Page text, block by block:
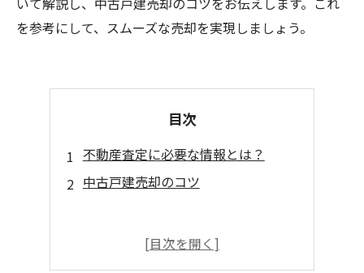
を参考にして、スムーズな売却を実現しましょう。
目次
不動産査定に必要な情報とは？
中古戸建売却のコツ